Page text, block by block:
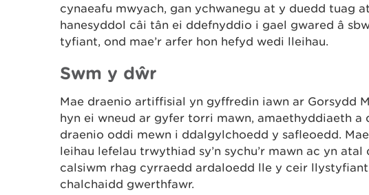
cynaeafu mwyach, gan ychwanegu at y duedd tuag
hanesyddol câi tân ei ddefnyddio i gael gwared â
tyfiant, ond mae’r arfer hon hefyd wedi lleihau.
Swm y dŵr
Mae draenio artiffisial yn gyffredin iawn ar Gorsydd
hyn ei wneud ar gyfer torri mawn, amaethyddiaeth a
draenio oddi mewn i ddalgylchoedd y safleoedd.
leihau lefelau trwythiad sy’n sychu’r mawn ac yn
calsiwm rhag cyrraedd ardaloedd lle y ceir
chalchaidd gwerthfawr.